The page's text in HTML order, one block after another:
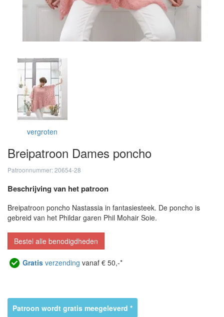
vergroten
Breipatroon Dames poncho
Patroonnummer: 20654-28
Beschrijving van het patroon
Breipatroon poncho Nastassia in fantasiesteek. De poncho is
gebreid van het Phildar garen Phil Mohair Soie.
Bestel alle benodigdheden
Gratis verzending vanaf € 50,-*
Patroon wordt gratis meegeleverd *